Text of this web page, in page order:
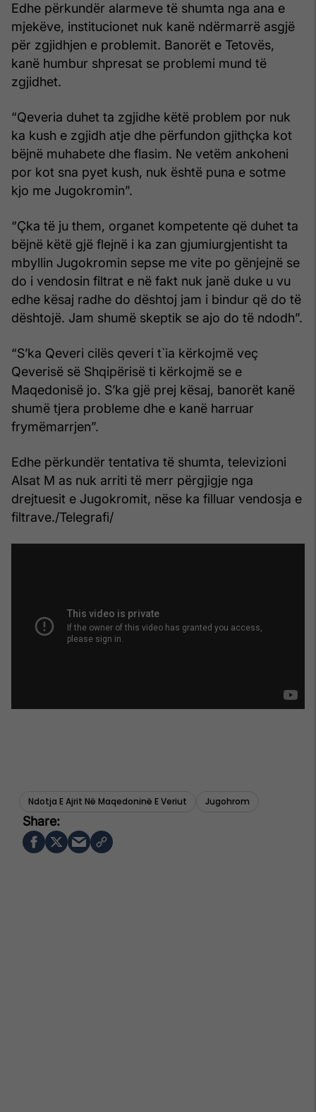
Edhe përkundër alarmeve të shumta nga ana e
mjekëve, institucionet nuk kanë ndërmarrë asgjë
për zgjidhjen e problemit. Banorët e Tetovës,
kanë humbur shpresat se problemi mund të
zgjidhet.
“Qeveria duhet ta zgjidhe këtë problem por nuk
ka kush e zgjidh atje dhe përfundon gjithçka kot
bëjnë muhabete dhe flasim. Ne vetëm ankoheni
por kot sna pyet kush, nuk është puna e sotme
kjo me Jugokromin”.
“Çka të ju them, organet kompetente që duhet ta
bëjnë këtë gjë flejnë i ka zan gjumiurgjentisht ta
mbyllin Jugokromin sepse me vite po gënjejnë se
do i vendosin filtrat e në fakt nuk janë duke u vu
edhe kësaj radhe do dështoj jam i bindur që do të
dështojë. Jam shumë skeptik se ajo do të ndodh”.
“S’ka Qeveri cilës qeveri t`ia kërkojmë veç
Qeverisë së Shqipërisë ti kërkojmë se e
Maqedonisë jo. S’ka gjë prej kësaj, banorët kanë
shumë tjera probleme dhe e kanë harruar
frymëmarrjen”.
Edhe përkundër tentativa të shumta, televizioni
Alsat M as nuk arriti të merr përgjigje nga
drejtuesit e Jugokromit, nëse ka filluar vendosja e
filtrave./Telegrafi/
Ndotja E Ajrit Në Maqedoninë E Veriut Jugohrom